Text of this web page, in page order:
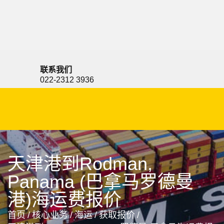
联系我们
022-2312 3936
天津港到Rodman,
Panama (巴拿马罗德曼
港)海运费报价
首页 / 核心业务 / 海运 / 获取报价 /